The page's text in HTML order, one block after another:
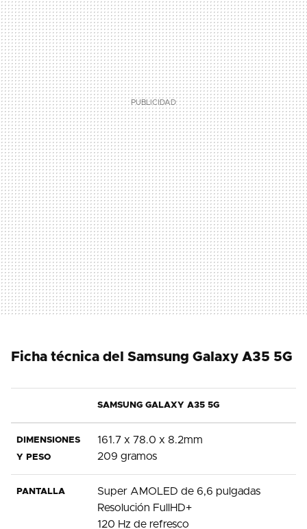
Ficha técnica del Samsung Galaxy A35 5G
SAMSUNG GALAXY A35 5G
DIMENSIONES
Y PESO
161.7 x 78.0 x 8.2mm
209 gramos
PANTALLA
Super AMOLED de 6,6 pulgadas
Resolución FullHD+
120 Hz de refresco